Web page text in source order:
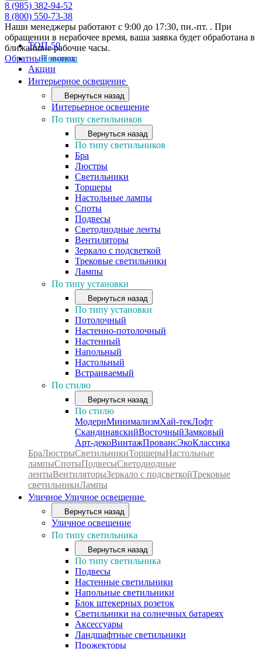
8 (985) 382-94-52
8 (800) 550-73-38
Наши менеджеры работают с 9:00 до 17:30, пн.-пт. . При
обращении в нерабочее время, ваша заявка будет обработана в
ближайшие рабочие часы.
Обратный звонок
ТОП-50
Новинки
Акции
Интерьерное освещение
Вернуться назад
Интерьерное освещение
По типу светильников
Вернуться назад
По типу светильников
Бра
Люстры
Светильники
Торшеры
Настольные лампы
Споты
Подвесы
Светодиодные ленты
Вентиляторы
Зеркало с подсветкой
Трековые светильники
Лампы
По типу установки
Вернуться назад
По типу установки
Потолочный
Настенно-потолочный
Настенный
Напольный
Настольный
Встраиваемый
По стилю
Вернуться назад
По стилю
МодернМинимализмХай-текЛофт
СкандинавскийВосточныйЗамковый
Арт-декоВинтажПровансЭкоКлассика
БраЛюстрыСветильникиТоршерыНастольные
лампыСпотыПодвесыСветодиодные
лентыВентиляторыЗеркало с подсветкойТрековые
светильникиЛампы
Уличное Уличное освещение
Вернуться назад
Уличное освещение
По типу светильника
Вернуться назад
По типу светильника
Подвесы
Настенные светильники
Напольные светильники
Блок штекерных розеток
Светильники на солнечных батареях
Аксессуары
Ландшафтные светильники
Прожекторы